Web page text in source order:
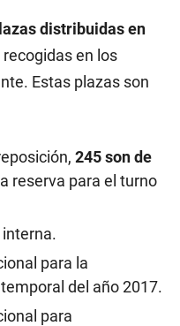
distribuidas en
recogidas en los
Estas plazas son
245 son de
reserva para el turno
para la
del año 2017.
para